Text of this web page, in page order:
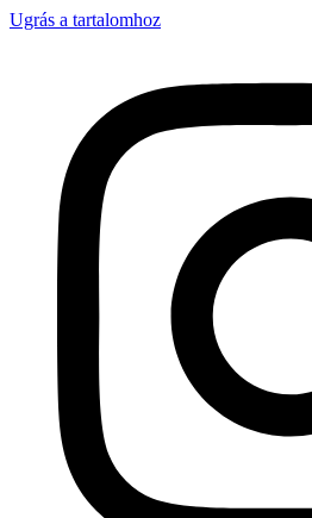
Ugrás a tartalomhoz